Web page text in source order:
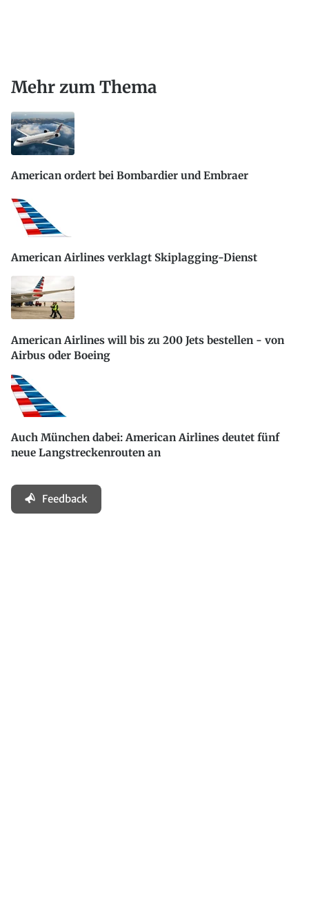
Mehr zum Thema
American ordert bei Bombardier und Embraer
American Airlines verklagt Skiplagging-Dienst
American Airlines will bis zu 200 Jets bestellen - von
Airbus oder Boeing
Auch München dabei: American Airlines deutet fünf
neue Langstreckenrouten an
Feedback